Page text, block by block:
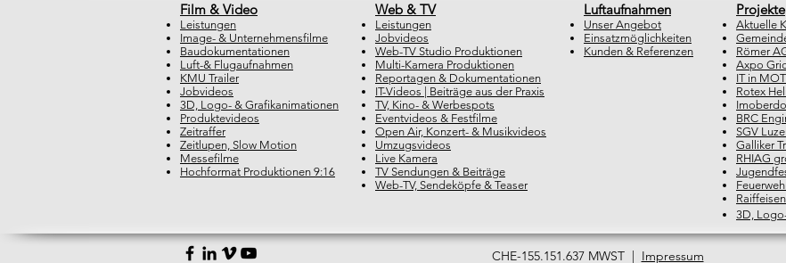
Film & Video
Leistungen
Image- & Unternehmensfilme
Baudokumentationen
Luft-& Flugaufnahmen
KMU Trailer
Jobvideos
3D, Logo- & Grafikanimationen
Produktevideos
Zeitraffer
Zeitlupen, Slow Motion
Messefilme
Hochformat Produktionen 9:16
Web & TV
Leistungen
Jobvideos
Web-TV Studio Produktionen
Multi-Kamera Produktionen
Reportagen & Dokumentationen
IT-Videos | Beiträge aus der Praxis
TV, Kino- & Werbespots
Eventvideos & Festfilme
Open Air, Konzert- & Musikvideos
Umzugsvideos
Live Kamera
TV Sendungen & Beiträge
Web-TV, Sendeköpfe & Teaser
Luftaufnahmen
Unser Angebot
Einsatzmöglichkeiten
Kunden & Referenzen
Projekte
Aktuelle
Römer
Axpo
IT in
Rotex
BRC
SGV
Galliker
RHIAG
3D,
CHE-155.151.637 MWST | Impressum